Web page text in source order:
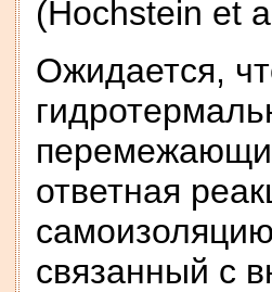
(Hochstein et
Ожидается,
ответная
связанный с